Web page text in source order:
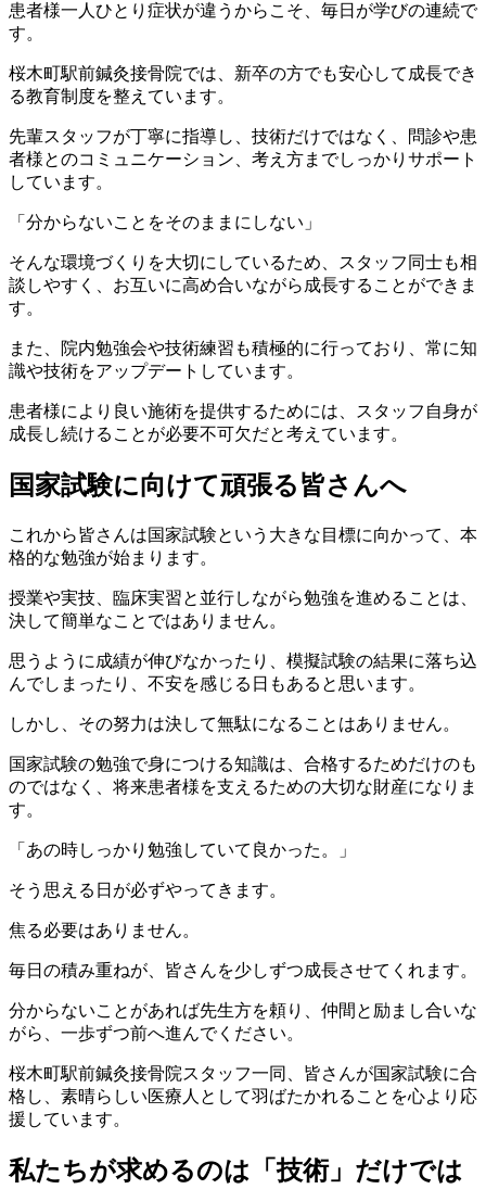
患者様一人ひとり症状が違うからこそ、毎日が学びの連続で
す。
桜木町駅前鍼灸接骨院では、新卒の方でも安心して成長でき
る教育制度を整えています。
先輩スタッフが丁寧に指導し、技術だけではなく、問診や患
者様とのコミュニケーション、考え方までしっかりサポート
しています。
「分からないことをそのままにしない」
そんな環境づくりを大切にしているため、スタッフ同士も相
談しやすく、お互いに高め合いながら成長することができま
す。
また、院内勉強会や技術練習も積極的に行っており、常に知
識や技術をアップデートしています。
患者様により良い施術を提供するためには、スタッフ自身が
成長し続けることが必要不可欠だと考えています。
国家試験に向けて頑張る皆さんへ
これから皆さんは国家試験という大きな目標に向かって、本
格的な勉強が始まります。
授業や実技、臨床実習と並行しながら勉強を進めることは、
決して簡単なことではありません。
思うように成績が伸びなかったり、模擬試験の結果に落ち込
んでしまったり、不安を感じる日もあると思います。
しかし、その努力は決して無駄になることはありません。
国家試験の勉強で身につける知識は、合格するためだけのも
のではなく、将来患者様を支えるための大切な財産になりま
す。
「あの時しっかり勉強していて良かった。」
そう思える日が必ずやってきます。
焦る必要はありません。
毎日の積み重ねが、皆さんを少しずつ成長させてくれます。
分からないことがあれば先生方を頼り、仲間と励まし合いな
がら、一歩ずつ前へ進んでください。
桜木町駅前鍼灸接骨院スタッフ一同、皆さんが国家試験に合
格し、素晴らしい医療人として羽ばたかれることを心より応
援しています。
私たちが求めるのは「技術」だけでは